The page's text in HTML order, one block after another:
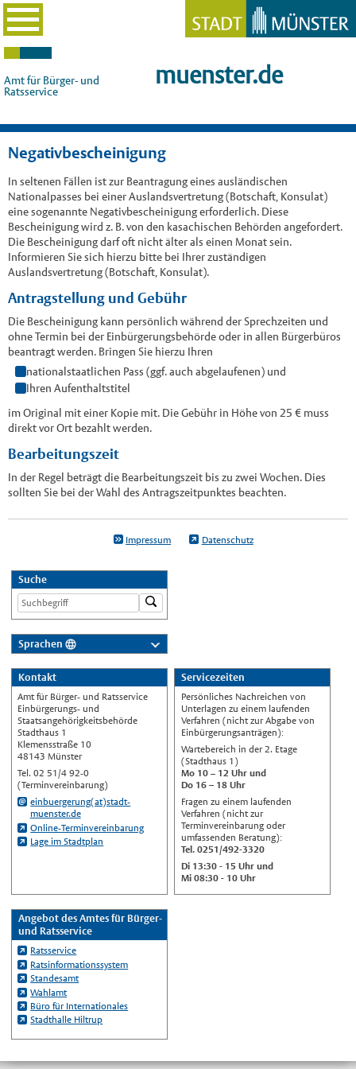
Amt für Bürger- und
Ratsservice
muenster.de
Negativbescheinigung
In seltenen Fällen ist zur Beantragung eines ausländischen
Nationalpasses bei einer Auslandsvertretung (Botschaft, Konsulat)
eine sogenannte Negativbescheinigung erforderlich. Diese
Bescheinigung wird z. B. von den kasachischen Behörden angefordert.
Die Bescheinigung darf oft nicht älter als einen Monat sein.
Informieren Sie sich hierzu bitte bei Ihrer zuständigen
Auslandsvertretung (Botschaft, Konsulat).
Antragstellung und Gebühr
Die Bescheinigung kann persönlich während der Sprechzeiten und
ohne Termin bei der Einbürgerungsbehörde oder in allen Bürgerbüros
beantragt werden. Bringen Sie hierzu Ihren
nationalstaatlichen Pass (ggf. auch abgelaufenen) und
Ihren Aufenthaltstitel
im Original mit einer Kopie mit. Die Gebühr in Höhe von 25 € muss
direkt vor Ort bezahlt werden.
Bearbeitungszeit
In der Regel beträgt die Bearbeitungszeit bis zu zwei Wochen. Dies
sollten Sie bei der Wahl des Antragszeitpunktes beachten.
Impressum Datenschutz
Suche
Sprachen
Nederlands
English
Українська
Türkçe
اللغة العربية
Français
Español
Polski
中文
Automatische Übersetzung, ohne
Gewähr auf Richtigkeit.
Kontakt
Amt für Bürger- und Ratsservice
Einbürgerungs- und
Staatsangehörigkeitsbehörde
Stadthaus 1
Klemensstraße 10
48143 Münster
Tel. 02 51/4 92-0
(Terminvereinbarung)
einbuergerung(at)stadt-
muenster.de
Online-Terminvereinbarung
Lage im Stadtplan
Servicezeiten
Persönliches Nachreichen von
Unterlagen zu einem laufenden
Verfahren (nicht zur Abgabe von
Einbürgerungsanträgen):
Wartebereich in der 2. Etage
(Stadthaus 1)
Mo 10 – 12 Uhr und
Do 16 – 18 Uhr
Fragen zu einem laufenden
Verfahren (nicht zur
Terminvereinbarung oder
umfassenden Beratung):
Tel. 0251/492-3320
Di 13:30 - 15 Uhr und
Mi 08:30 - 10 Uhr
Angebot des Amtes für Bürger-
und Ratsservice
Ratsservice
Ratsinformationssystem
Standesamt
Wahlamt
Büro für Internationales
Stadthalle Hiltrup